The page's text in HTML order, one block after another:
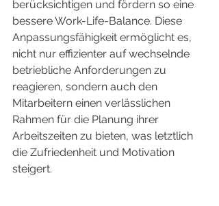
berücksichtigen und fördern so eine
bessere Work-Life-Balance. Diese
Anpassungsfähigkeit ermöglicht es,
nicht nur effizienter auf wechselnde
betriebliche Anforderungen zu
reagieren, sondern auch den
Mitarbeitern einen verlässlichen
Rahmen für die Planung ihrer
Arbeitszeiten zu bieten, was letztlich
die Zufriedenheit und Motivation
steigert.